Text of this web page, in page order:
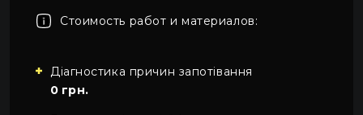
Стоимость работ и материалов:
Діагностика причин запотівання
0 грн.